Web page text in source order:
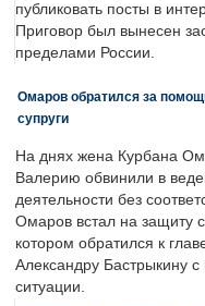
публиковать посты в
Приговор был вынесен
пределами России.
Омаров обратился за
супруги
На днях жена Курбана
Валерию обвинили в
деятельности без
Омаров встал на защиту
котором обратился к
Александру Бастрыкину
ситуации.